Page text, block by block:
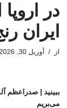
در
ایران
از آوریل 30, 2026
ببینید | صدراعظم
می‌بریم